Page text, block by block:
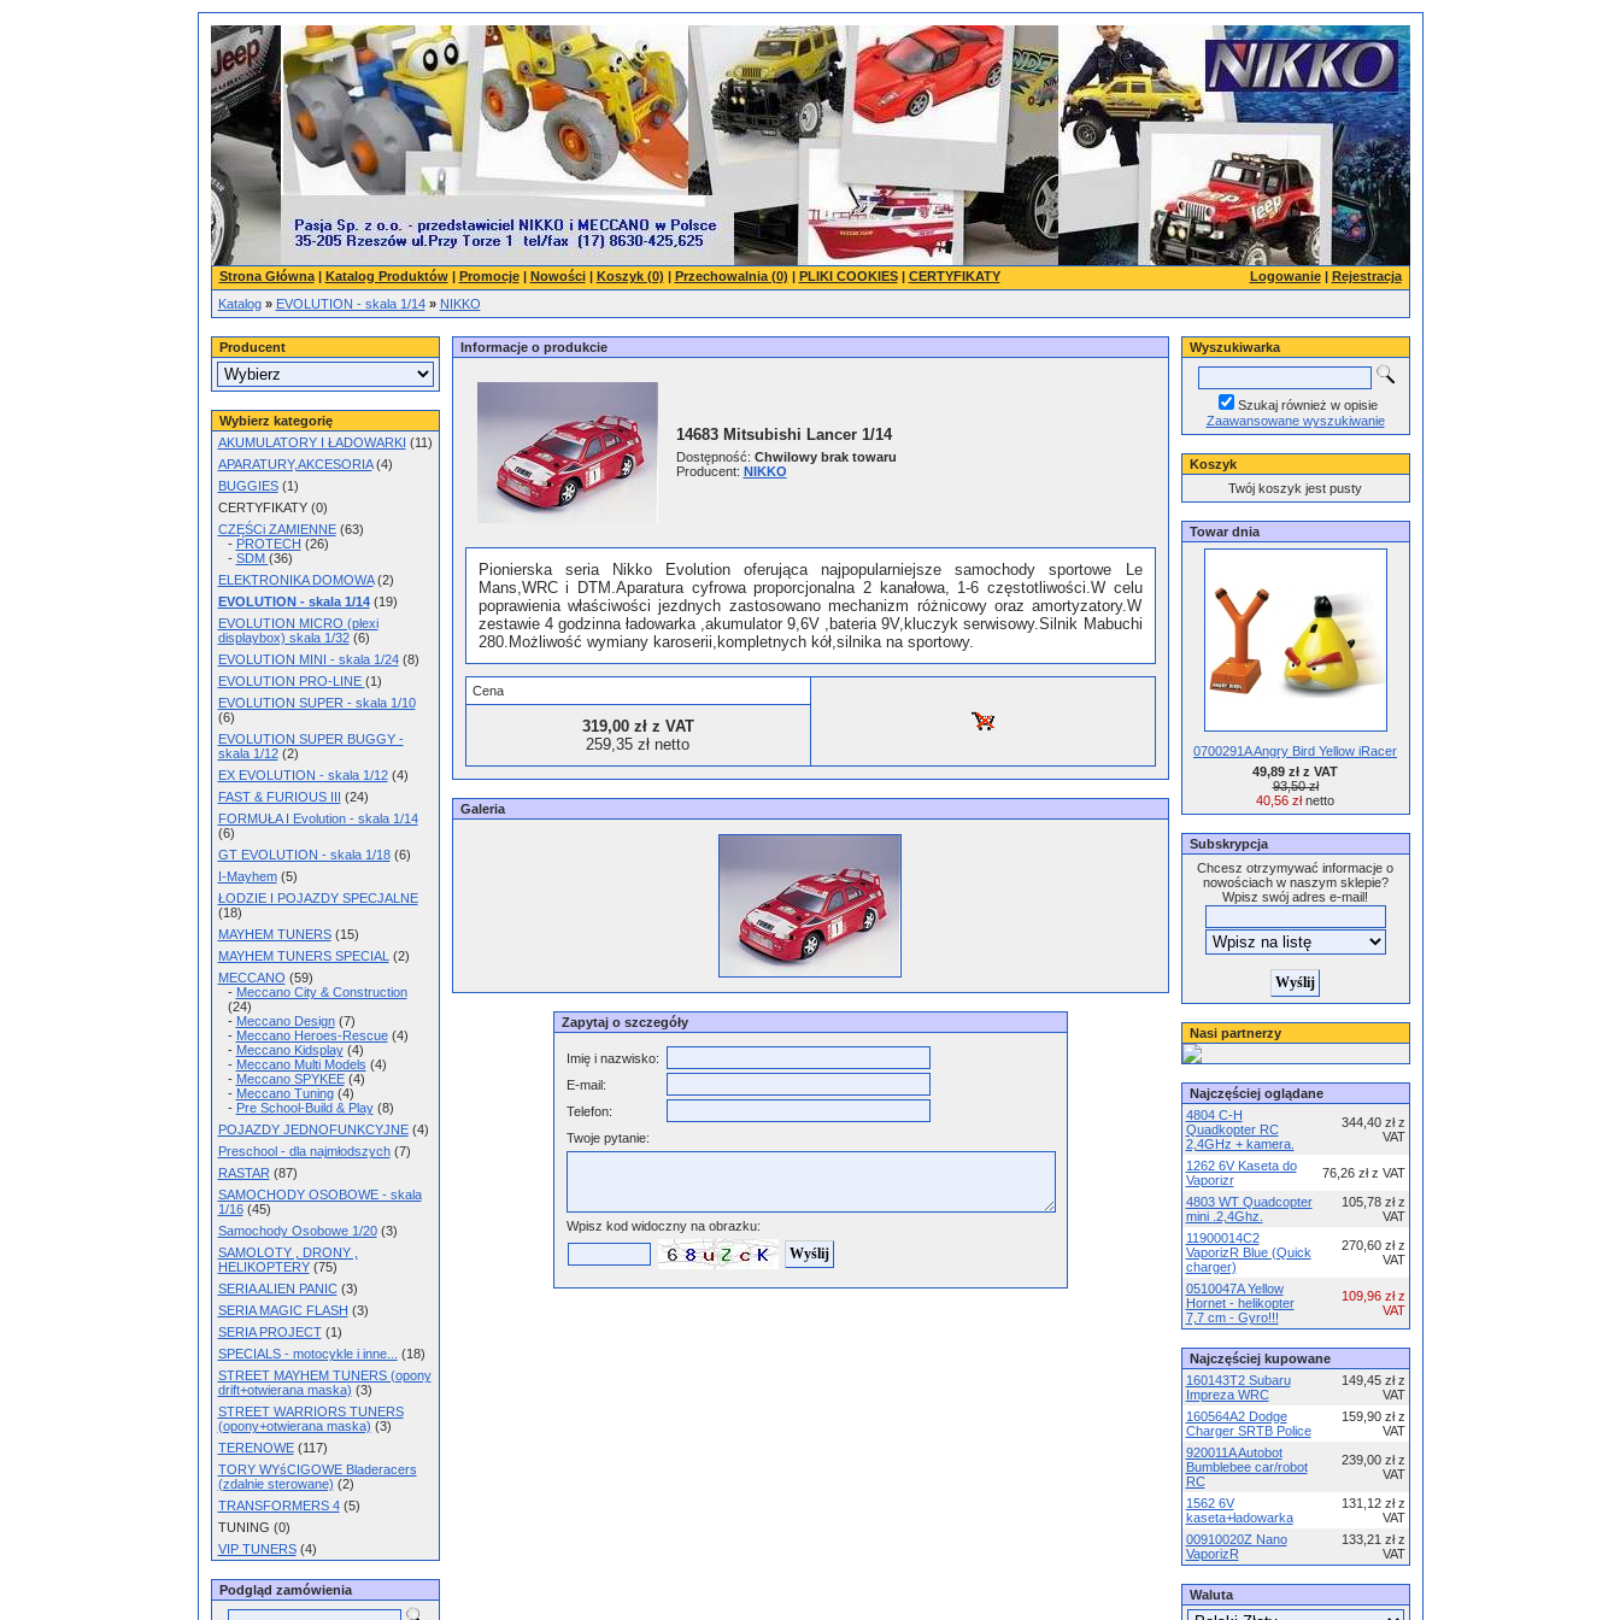
Strona Główna| Katalog Produktów| Promocje| Nowości| Koszyk (0) | Przechowalnia (0) | PLIKI COOKIES| CERTYFIKATY Logowanie| Rejestracja
Katalog » EVOLUTION - skala 1/14 » NIKKO
Producent
Wybierz kategorię
AKUMULATORY I ŁADOWARKI (11)
APARATURY,AKCESORIA(4)
BUGGIES(1)
CERTYFIKATY (0)
CZĘŚCi ZAMIENNE(63)
- PROTECH (26)
- SDM (36)
ELEKTRONIKA DOMOWA(2)
EVOLUTION - skala 1/14(19)
EVOLUTION MICRO (plexi
displaybox) skala 1/32(6)
EVOLUTION MINI - skala 1/24(8)
EVOLUTION PRO-LINE (1)
EVOLUTION SUPER - skala 1/10
(6)
EVOLUTION SUPER BUGGY -
skala 1/12(2)
EX EVOLUTION - skala 1/12(4)
FAST & FURIOUS III (24)
FORMUŁA I Evolution - skala 1/14
(6)
GT EVOLUTION - skala 1/18(6)
I-Mayhem(5)
ŁODZIE I POJAZDY SPECJALNE
(18)
MAYHEM TUNERS(15)
MAYHEM TUNERS SPECIAL (2)
MECCANO (59)
- Meccano City & Construction
(24)
- Meccano Design(7)
- Meccano Heroes-Rescue(4)
- Meccano Kidsplay(4)
- Meccano Multi Models (4)
- Meccano SPYKEE(4)
- Meccano Tuning(4)
- Pre School-Build & Play(8)
POJAZDY JEDNOFUNKCYJNE(4)
Preschool - dla najmłodszych(7)
RASTAR (87)
SAMOCHODY OSOBOWE - skala
1/16(45)
Samochody Osobowe 1/20(3)
SAMOLOTY , DRONY ,
HELIKOPTERY(75)
SERIA ALIEN PANIC(3)
SERIA MAGIC FLASH (3)
SERIA PROJECT(1)
SPECIALS - motocykle i inne...
(18)
STREET MAYHEM TUNERS (opony
drift+otwierana maska) (3)
STREET WARRIORS TUNERS
(opony+otwierana maska) (3)
TERENOWE(117)
TORY WYśCIGOWE Bladeracers
(zdalnie sterowane) (2)
TRANSFORMERS 4(5)
TUNING (0)
VIP TUNERS(4)
Podgląd zamówienia
Informacje o produkcie
14683 Mitsubishi Lancer 1/14
Dostępność: Chwilowy brak towaru
Producent: NIKKO
Pionierska seria Nikko Evolution oferująca najpopularniejsze samochody sportowe Le
Mans,WRC i DTM.Aparatura cyfrowa proporcjonalna 2 kanałowa, 1-6 częstotliwości.W celu
poprawienia właściwości jezdnych zastosowano mechanizm różnicowy oraz amortyzatory.W
zestawie 4 godzinna ładowarka ,akumulator 9,6V ,bateria 9V,kluczyk serwisowy.Silnik Mabuchi
280.Możliwość wymiany karoserii,kompletnych kół,silnika na sportowy.
Cena
319,00 zł z VAT
259,35 zł netto
Galeria
Zapytaj o szczegóły
Imię i nazwisko:
E-mail:
Telefon:
Twoje pytanie:
Wpisz kod widoczny na obrazku:
Wyszukiwarka
Szukaj również w opisie
Zaawansowane wyszukiwanie
Koszyk
Twój koszyk jest pusty
Towar dnia
0700291A Angry Bird Yellow iRacer
49,89 zł z VAT
93,50 zł
40,56 złnetto
Subskrypcja
Chcesz otrzymywać informacje o
nowościach w naszym sklepie?
Wpisz swój adres e-mail!
Nasi partnerzy
Najczęściej oglądane
4804 C-H
Quadkopter RC
2,4GHz + kamera.
344,40 zł z
VAT
1262 6V Kaseta do
Vaporizr
76,26 zł z VAT
4803 WT Quadcopter
mini .2,4Ghz.
105,78 zł z
VAT
11900014C2
VaporizR Blue (Quick
charger)
270,60 zł z
VAT
0510047A Yellow
Hornet - helikopter
7,7 cm - Gyro!!!
109,96 zł z
VAT
Najczęściej kupowane
160143T2 Subaru
Impreza WRC
149,45 zł z
VAT
160564A2 Dodge
Charger SRTB Police
159,90 zł z
VAT
920011A Autobot
Bumblebee car/robot
RC
239,00 zł z
VAT
1562 6V
kaseta+ładowarka
131,12 zł z
VAT
00910020Z Nano
VaporizR
133,21 zł z
VAT
Waluta